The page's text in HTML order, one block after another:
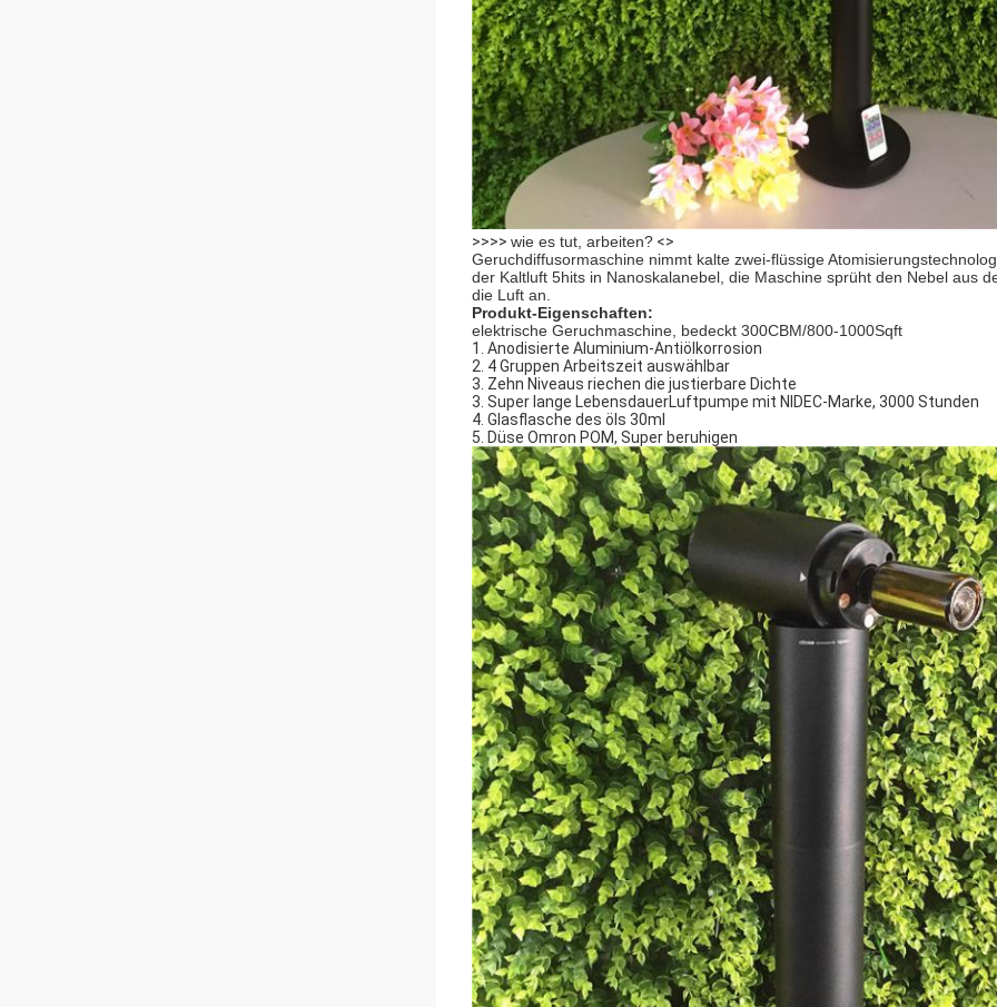
>>>> wie es tut, arbeiten? <>
Geruchdiffusormaschine nimmt kalte zwei-flüssige
der Kaltluft 5hits in Nanoskalanebel, die Maschine sprüht den Nebel aus
die Luft an.
Produkt-Eigenschaften:
elektrische Geruchmaschine, bedeckt 300CBM/800-1000Sqft
1. Anodisierte Aluminium-Antiölkorrosion
2. 4 Gruppen Arbeitszeit auswählbar
3. Zehn Niveaus riechen die justierbare Dichte
3. Super lange LebensdauerLuftpumpe mit NIDEC-Marke, 3000 Stunden
4. Glasflasche des öls 30ml
5. Düse Omron POM, Super beruhigen